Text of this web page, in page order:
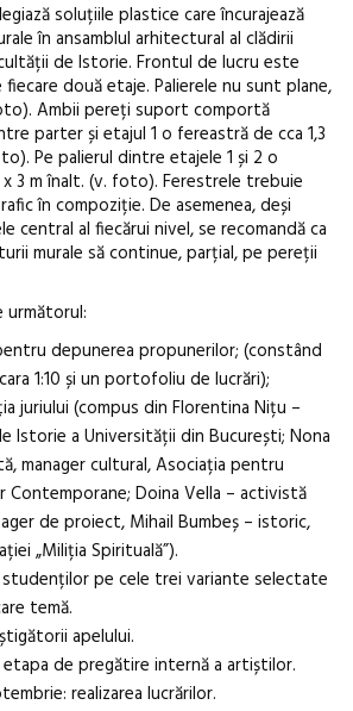
soluțiile plastice care încurajează
în ansamblul arhitectural al clădirii
de Istorie. Frontul de lucru este
două etaje. Palierele nu sunt plane,
Ambii pereți suport comportă
parter și etajul 1 o fereastră de cca 1,3
Pe palierul dintre etajele 1 și 2 o
3 m înalt. (v. foto). Ferestrele trebuie
în compoziție. De asemenea, deși
central al fiecărui nivel, se recomandă ca
murale să continue, parțial, pe pereții
următorul:
depunerea propunerilor; (constând
1:10 și un portofoliu de lucrări);
juriului (compus din Florentina Nițu –
Istorie a Universității din București; Nona
manager cultural, Asociația pentru
Contemporane; Doina Vella – activistă
de proiect, Mihail Bumbeș – istoric,
„Miliția Spirituală”).
studenților pe cele trei variante selectate
temă.
apelului.
de pregătire internă a artiștilor.
realizarea lucrărilor.